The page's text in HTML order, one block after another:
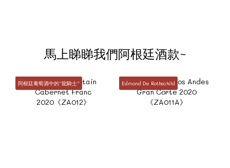
馬上睇睇我們阿根廷酒款~
阿根廷葡萄酒中的“龍騎士” Edmond De Rothschild